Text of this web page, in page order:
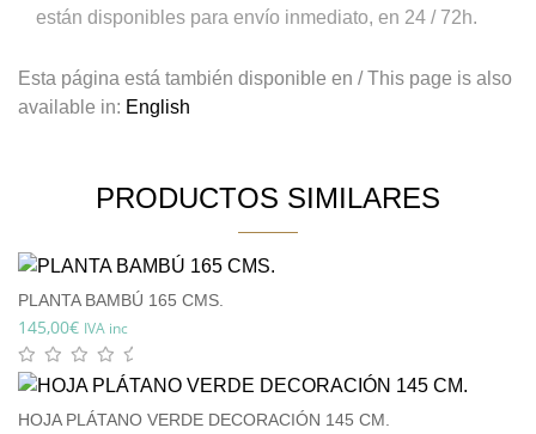
están disponibles para envío inmediato, en 24 / 72h.
Esta página está también disponible en / This page is also
available in: English
PRODUCTOS SIMILARES
PLANTA BAMBÚ 165 CMS.
145,00€ IVA inc
HOJA PLÁTANO VERDE DECORACIÓN 145 CM.